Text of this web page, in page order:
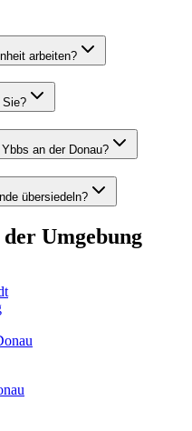
arbeiten?
Sie?
an der Donau?
übersiedeln?
Umgebung